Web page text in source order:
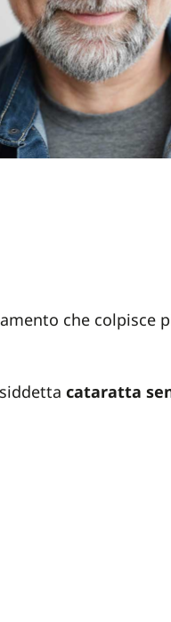
che colpisce
cataratta